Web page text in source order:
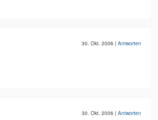
30. Okt. 2006 | Antworten
30. Okt. 2006 | Antworten